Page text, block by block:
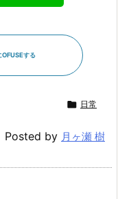
 日常
Posted by 月ヶ瀬 樹